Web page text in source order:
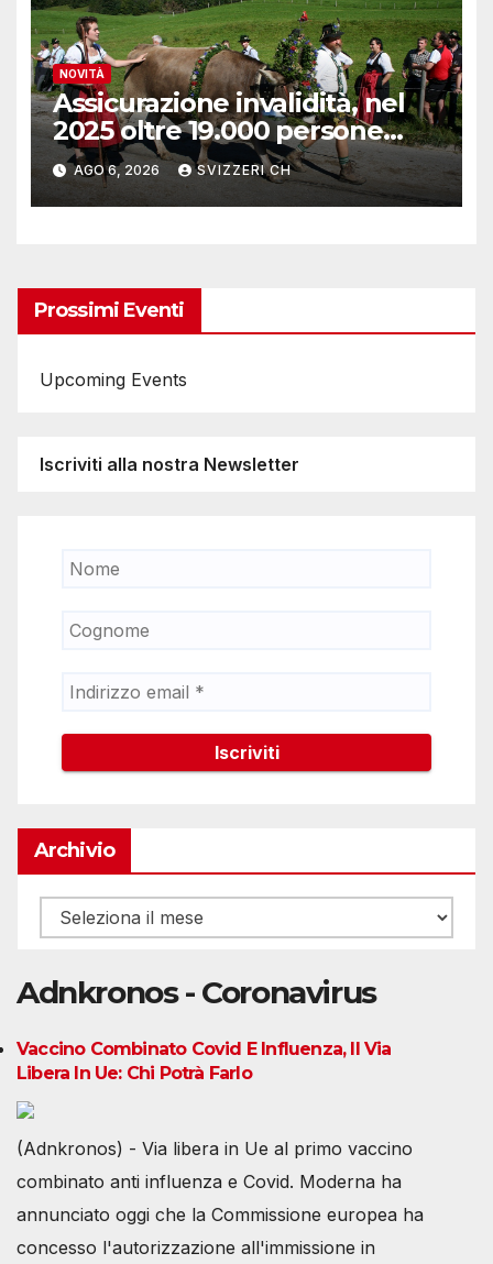
NOVITÀ
Assicurazione invalidità, nel
2025 oltre 19.000 persone
reinserite nel mercato del
lavoro
AGO 6, 2026 SVIZZERI CH
Prossimi Eventi
Upcoming Events
Iscriviti alla nostra Newsletter
Archivio
Archivio
Adnkronos - Coronavirus
Vaccino Combinato Covid E Influenza, Il Via
Libera In Ue: Chi Potrà Farlo
(Adnkronos) - Via libera in Ue al primo vaccino
combinato anti influenza e Covid. Moderna ha
annunciato oggi che la Commissione europea ha
concesso l'autorizzazione all'immissione in